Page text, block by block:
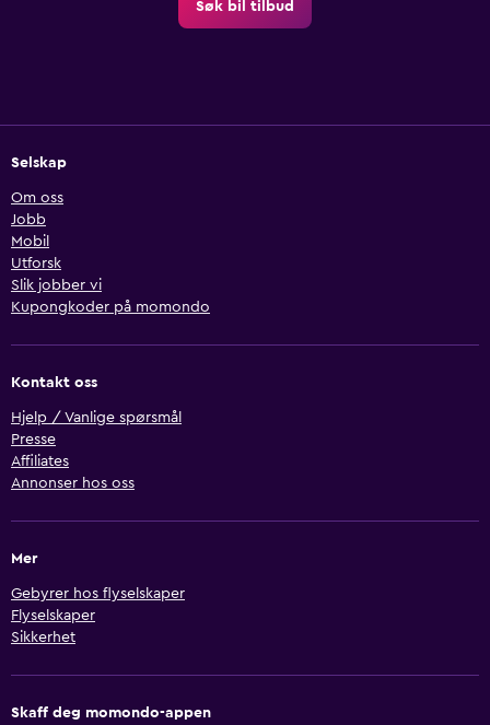
Søk bil tilbud
Selskap
Om oss
Jobb
Mobil
Utforsk
Slik jobber vi
Kupongkoder på momondo
Kontakt oss
Hjelp / Vanlige spørsmål
Presse
Affiliates
Annonser hos oss
Mer
Gebyrer hos flyselskaper
Flyselskaper
Sikkerhet
Skaff deg momondo-appen